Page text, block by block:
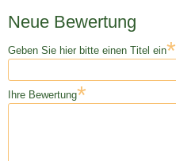
Neue Bewertung
Geben Sie hier bitte einen Titel ein*
Ihre Bewertung*